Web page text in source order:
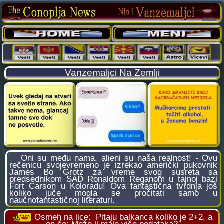
Vanzemaljci Na Zemlji
Oni su među nama, alieni su naša realnost! - Ovu
rečenicu svojevremeno je izrekao američki pukovnik
James Bo Grotz za vreme svog susreta sa
predsednikom SAD Ronaldom Reganom u tajnoj bazi
Fort Carson u Koloradu! Ova fantastična tvrdnja još
koliko juče mogla se pročitati samo u
naučnofantastičnoj literaturi.
Osmeh na lice: Pitaju balkanca koliko je 2+2, a